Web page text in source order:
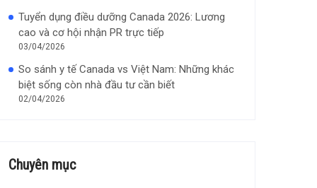
Tuyển dụng điều dưỡng Canada 2026: Lương
cao và cơ hội nhận PR trực tiếp
03/04/2026
So sánh y tế Canada vs Việt Nam: Những khác
biệt sống còn nhà đầu tư cần biết
02/04/2026
Chuyên mục